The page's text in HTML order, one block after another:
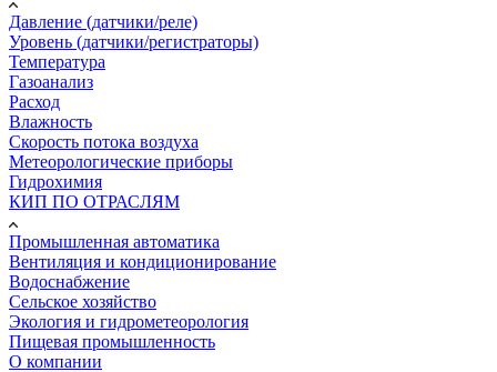
Давление (датчики/реле)
Уровень (датчики/регистраторы)
Температура
Газоанализ
Расход
Влажность
Скорость потока воздуха
Метеорологические приборы
Гидрохимия
КИП ПО ОТРАСЛЯМ
Промышленная автоматика
Вентиляция и кондиционирование
Водоснабжение
Сельское хозяйство
Экология и гидрометеорология
Пищевая промышленность
О компании